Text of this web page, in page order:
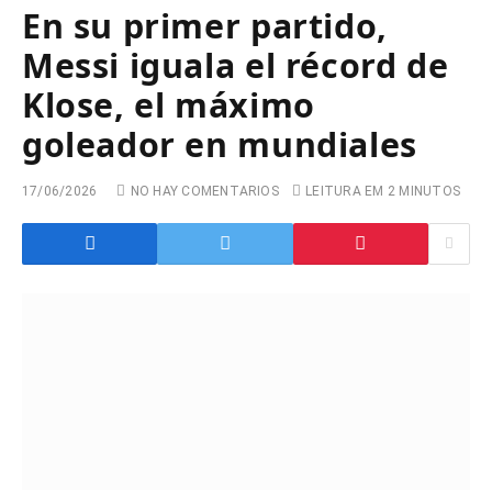
En su primer partido,
Messi iguala el récord de
Klose, el máximo
goleador en mundiales
17/06/2026 NO HAY COMENTARIOS LEITURA EM 2 MINUTOS